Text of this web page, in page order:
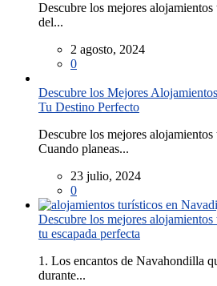
Descubre los mejores
del...
2 agosto, 2024
0
Descubre los Mejores
Tu Destino Perfecto
Descubre los mejores
Cuando planeas...
23 julio, 2024
0
Descubre los mejores
tu escapada perfecta
1. Los encantos de Navahondilla
durante...